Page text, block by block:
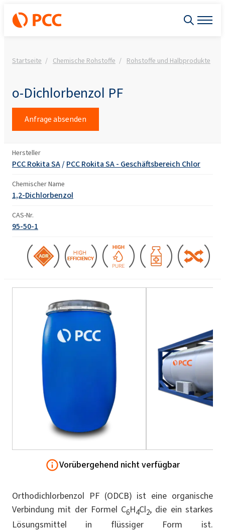
Startseite Chemische Rohstoffe Rohstoffe und Halbprodukte
o-Dichlorbenzol PF
Anfrage absenden
Hersteller
PCC Rokita SA/PCC Rokita SA - Geschäftsbereich Chlor
Chemischer Name
1,2-Dichlorbenzol
CAS-Nr.
95-50-1
Vorübergehend nicht verfügbar
Orthodichlorbenzol PF (ODCB) ist eine organische
Verbindung mit der Formel C6H4Cl2, die ein starkes
Lösungsmittel in flüssiger Form ist.